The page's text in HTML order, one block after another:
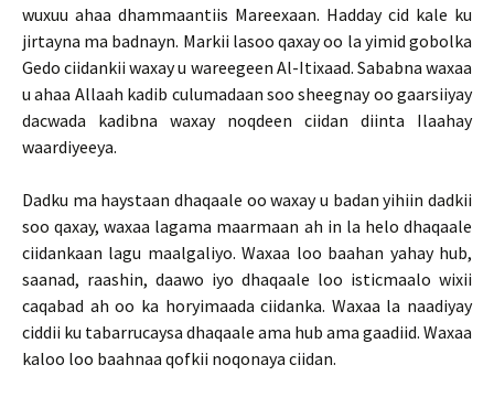
wuxuu ahaa dhammaantiis Mareexaan. Hadday cid kale ku
jirtayna ma badnayn. Markii lasoo qaxay oo la yimid gobolka
Gedo ciidankii waxay u wareegeen Al-Itixaad. Sababna waxaa
u ahaa Allaah kadib culumadaan soo sheegnay oo gaarsiiyay
dacwada kadibna waxay noqdeen ciidan diinta Ilaahay
waardiyeeya.
Dadku ma haystaan dhaqaale oo waxay u badan yihiin dadkii
soo qaxay, waxaa lagama maarmaan ah in la helo dhaqaale
ciidankaan lagu maalgaliyo. Waxaa loo baahan yahay hub,
saanad, raashin, daawo iyo dhaqaale loo isticmaalo wixii
caqabad ah oo ka horyimaada ciidanka. Waxaa la naadiyay
ciddii ku tabarrucaysa dhaqaale ama hub ama gaadiid. Waxaa
kaloo loo baahnaa qofkii noqonaya ciidan.